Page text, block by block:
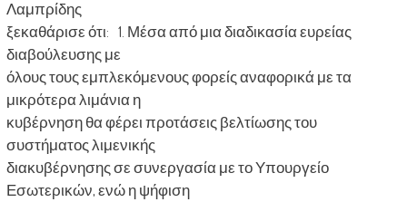
Λαμπρίδης
ξεκαθάρισε ότι: 1. Μέσα από μια διαδικασία ευρείας
διαβούλευσης με
όλους τους εμπλεκόμενους φορείς αναφορικά με τα
μικρότερα λιμάνια η
κυβέρνηση θα φέρει προτάσεις βελτίωσης του
συστήματος λιμενικής
διακυβέρνησης σε συνεργασία με το Υπουργείο
Εσωτερικών, ενώ η ψήφιση